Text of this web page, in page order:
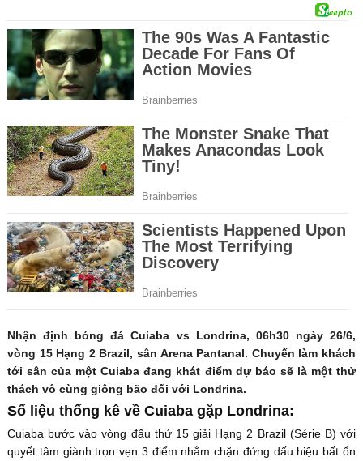
Nhận định bóng đá Cuiaba vs Londrina, 06h30 ngày 26/6,
vòng 15 Hạng 2 Brazil, sân Arena Pantanal. Chuyến làm khách
tới sân của một Cuiaba đang khát điểm dự báo sẽ là một thử
thách vô cùng giông bão đối với Londrina.
Số liệu thống kê về Cuiaba gặp Londrina:
Cuiaba bước vào vòng đấu thứ 15 giải Hạng 2 Brazil (Série B) với
quyết tâm giành trọn vẹn 3 điểm nhằm chặn đứng dấu hiệu bất ổn